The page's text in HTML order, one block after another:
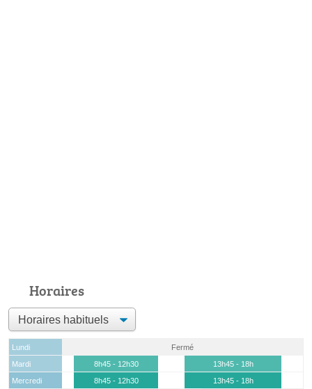
Horaires
Lundi
Fermé
Mardi
8h45 - 12h30
13h45 - 18h
Mercredi
8h45 - 12h30
13h45 - 18h